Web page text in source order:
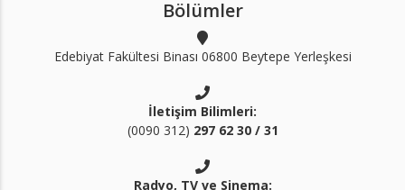
Bölümler
Edebiyat Fakültesi Binası 06800 Beytepe Yerleşkesi
İletişim Bilimleri:
(0090 312) 297 62 30 / 31
Radyo, TV ve Sinema: